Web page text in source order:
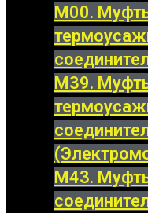
М00.
М39.
М43.